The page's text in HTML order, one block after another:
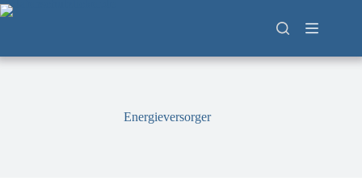
Zum
Inhalt
Energieversorger